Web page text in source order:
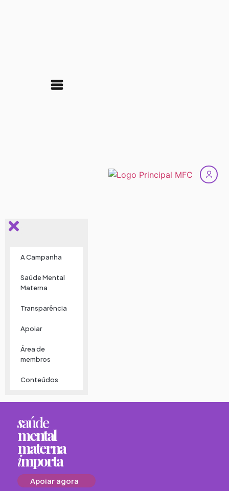
A Campanha
Saúde Mental
Materna
Transparência
Apoiar
Área de
membros
Conteúdos
saúde
mental
materna
importa
Apoiar agora